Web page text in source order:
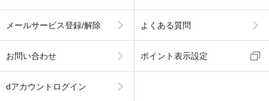
メールサービス登録/解除 よくある質問
お問い合わせ ポイント表示設定
dアカウントログイン